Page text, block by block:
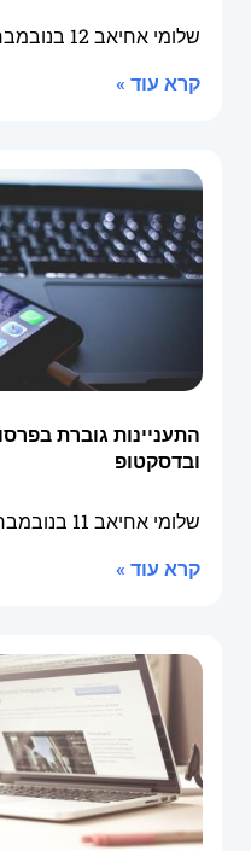
שלומי אחיאב12 בנובמבר 2014
קרא עוד »
התעניינות גוברת
ובדסקטופ
שלומי אחיאב 11 בנובמבר 2014
קרא עוד »